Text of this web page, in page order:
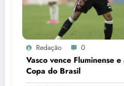
Redação 0
Vasco vence Fluminense
Copa do Brasil